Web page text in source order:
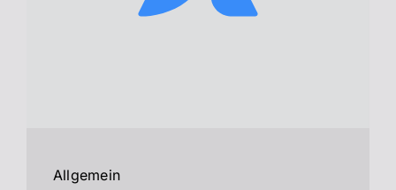
Allgemein